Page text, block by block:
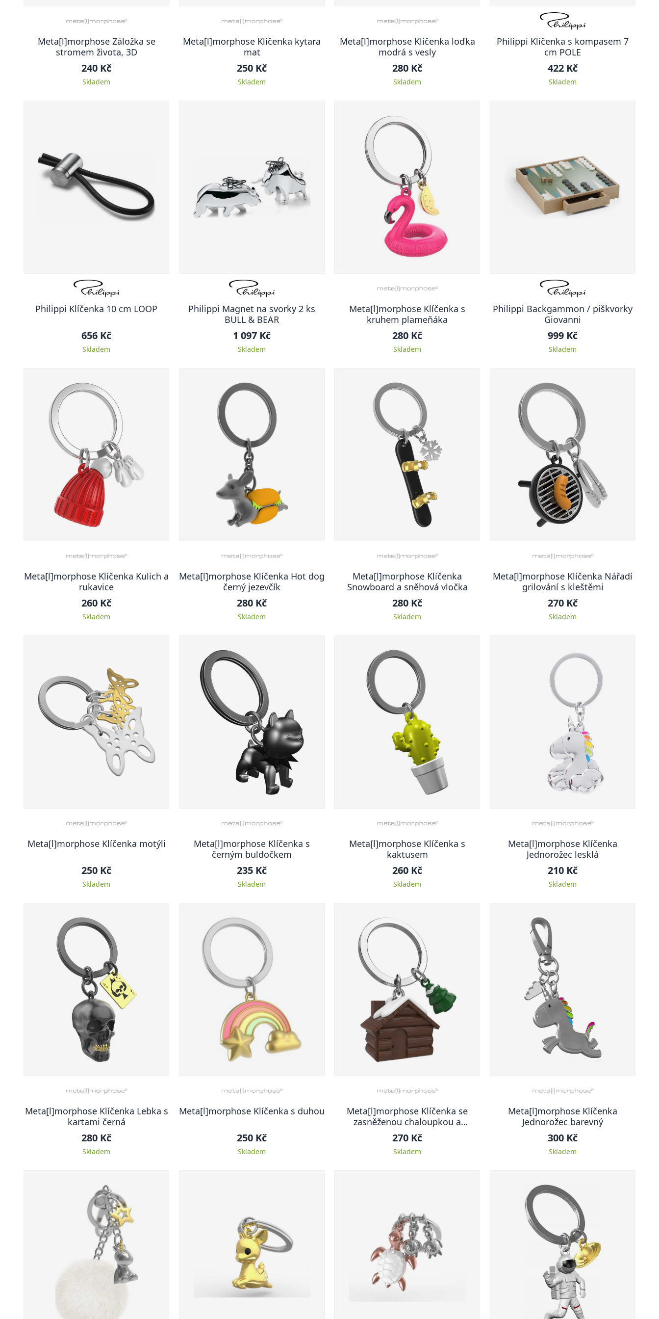
Meta[l]morphose Záložka se
stromem života, 3D
240 Kč
Skladem
Meta[l]morphose Klíčenka kytara
mat
250 Kč
Skladem
Meta[l]morphose Klíčenka loďka
modrá s vesly
280 Kč
Skladem
Philippi Klíčenka s kompasem 7
cm POLE
422 Kč
Skladem
Philippi Klíčenka 10 cm LOOP
656 Kč
Skladem
Philippi Magnet na svorky 2 ks
BULL & BEAR
1 097 Kč
Skladem
Meta[l]morphose Klíčenka s
kruhem plameňáka
280 Kč
Skladem
Philippi Backgammon / piškvorky
Giovanni
999 Kč
Skladem
Meta[l]morphose Klíčenka Kulich a
rukavice
260 Kč
Skladem
Meta[l]morphose Klíčenka Hot dog
černý jezevčík
280 Kč
Skladem
Meta[l]morphose Klíčenka
Snowboard a sněhová vločka
280 Kč
Skladem
Meta[l]morphose Klíčenka Nářadí
grilování s kleštěmi
270 Kč
Skladem
Meta[l]morphose Klíčenka motýli
250 Kč
Skladem
Meta[l]morphose Klíčenka s
černým buldočkem
235 Kč
Skladem
Meta[l]morphose Klíčenka s
kaktusem
260 Kč
Skladem
Meta[l]morphose Klíčenka
Jednorožec lesklá
210 Kč
Skladem
Meta[l]morphose Klíčenka Lebka s
kartami černá
280 Kč
Skladem
Meta[l]morphose Klíčenka s duhou
250 Kč
Skladem
Meta[l]morphose Klíčenka se
zasněženou chaloupkou a
stromkem
270 Kč
Skladem
Meta[l]morphose Klíčenka
Jednorožec barevný
300 Kč
Skladem